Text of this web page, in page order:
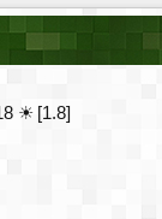
☀ [1.8]